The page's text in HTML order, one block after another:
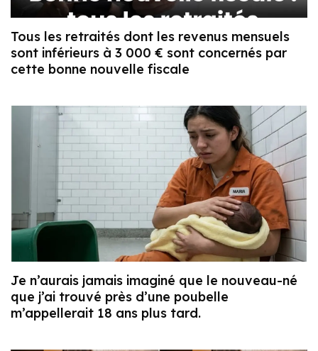
Tous les retraités dont les revenus mensuels
sont inférieurs à 3 000 € sont concernés par
cette bonne nouvelle fiscale
Je n’aurais jamais imaginé que le nouveau-né
que j’ai trouvé près d’une poubelle
m’appellerait 18 ans plus tard.